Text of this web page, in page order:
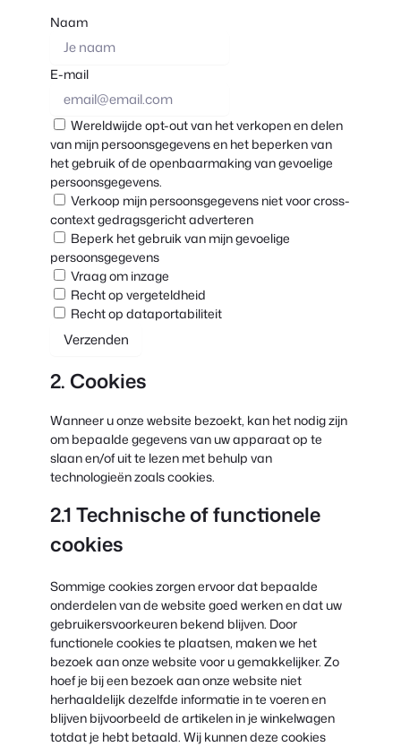
Naam
E-mail
Wereldwijde opt-out van het verkopen en delen
van mijn persoonsgegevens en het beperken van
het gebruik of de openbaarmaking van gevoelige
persoonsgegevens.
Verkoop mijn persoonsgegevens niet voor cross-
context gedragsgericht adverteren
Beperk het gebruik van mijn gevoelige
persoonsgegevens
Vraag om inzage
Recht op vergeteldheid
Recht op dataportabiliteit
2. Cookies
Wanneer u onze website bezoekt, kan het nodig zijn
om bepaalde gegevens van uw apparaat op te
slaan en/of uit te lezen met behulp van
technologieën zoals cookies.
2.1 Technische of functionele
cookies
Sommige cookies zorgen ervoor dat bepaalde
onderdelen van de website goed werken en dat uw
gebruikersvoorkeuren bekend blijven. Door
functionele cookies te plaatsen, maken we het
bezoek aan onze website voor u gemakkelijker. Zo
hoef je bij een bezoek aan onze website niet
herhaaldelijk dezelfde informatie in te voeren en
blijven bijvoorbeeld de artikelen in je winkelwagen
totdat je hebt betaald. Wij kunnen deze cookies